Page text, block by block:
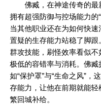
佛臧，在神途传奇的最
拥有超强防御与控场能力的
当其他职业还在为如何快
置疑的生存能力站稳了脚
群攻技能，刷怪效率看似
极低的容错率与消耗。佛
如“保护罩”与“生命之风”，
存能力，让他在前期就能
繁回城补给。